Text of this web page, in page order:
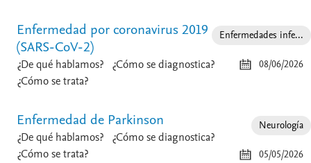
Enfermedades infe...
08/06/2026
Enfermedad por coronavirus 2019
(SARS-CoV-2)
¿De qué hablamos? ¿Cómo se diagnostica?
¿Cómo se trata?
Neurología
05/05/2026
Enfermedad de Parkinson
¿De qué hablamos? ¿Cómo se diagnostica?
¿Cómo se trata?